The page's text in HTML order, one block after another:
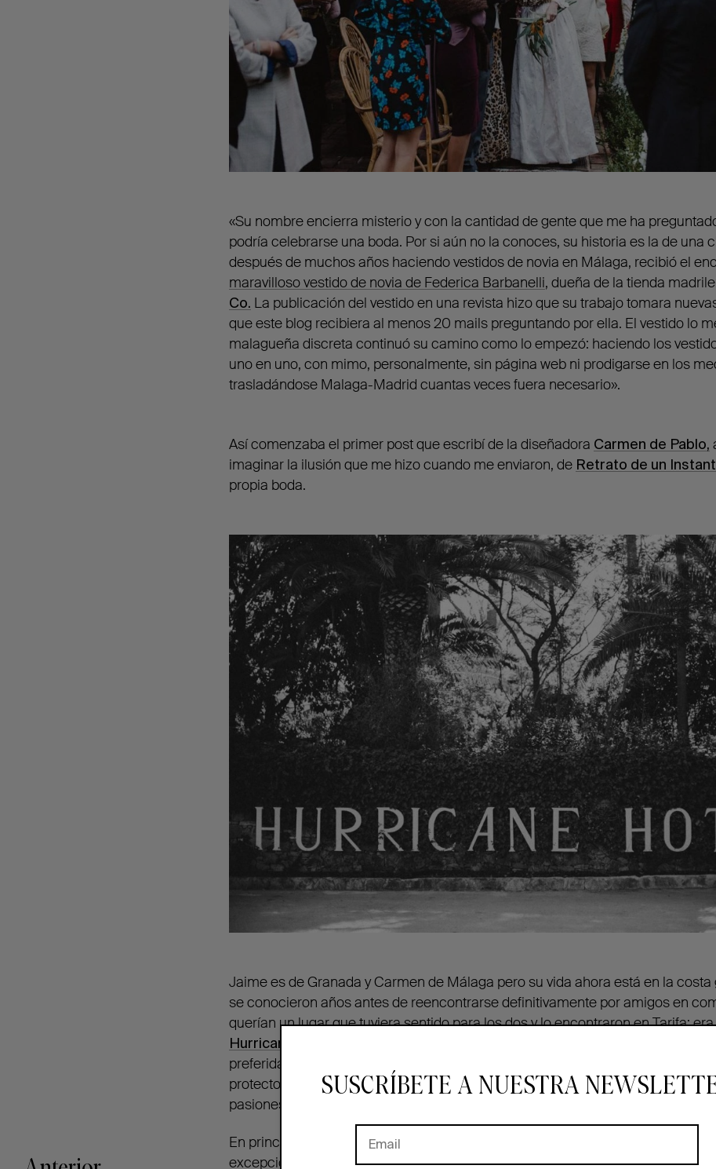
«Su nombre encierra misterio y con la cantidad de gente que me ha
podría celebrarse una boda. Por si aún no la conoces, su historia es la de una
después de muchos años haciendo vestidos de novia en Málaga, recibió el
maravilloso vestido de novia de Federica Barbanelli, dueña de la tienda
Co. La publicación del vestido en una revista hizo que su trabajo tomara
que este blog recibiera al menos 20 mails preguntando por ella. El vestido lo
malagueña discreta continuó su camino como lo empezó: haciendo los
uno en uno, con mimo, personalmente, sin página web ni prodigarse en los
trasladándose Malaga-Madrid cuantas veces fuera necesario».
Así comenzaba el primer post que escribí de la diseñadora Carmen de Pablo,
imaginar la ilusión que me hizo cuando me enviaron, de Retrato de un
propia boda.
Jaime es de Granada y Carmen de Málaga pero su vida ahora está en la
se conocieron años antes de reencontrarse definitivamente por amigos en
querían un lugar que tuviera sentido para los dos y lo encontraron en Tarifa:
Hurricane
por esa arquitectura y encanto colonial que les recordaba a una
preferidas: Casablanca, con ese lujo sencillo y nada ostentoso de la época de
protectorados. Les pareció el sitio perfecto para estar rodeados y arropados
pasiones.
En principio allí no celebraban bodas pero después de mucho suplicar
excepción y lograron hacer lo que siempre quisieron. Una boda como si fuera
SUSCRÍBETE A NUESTRA